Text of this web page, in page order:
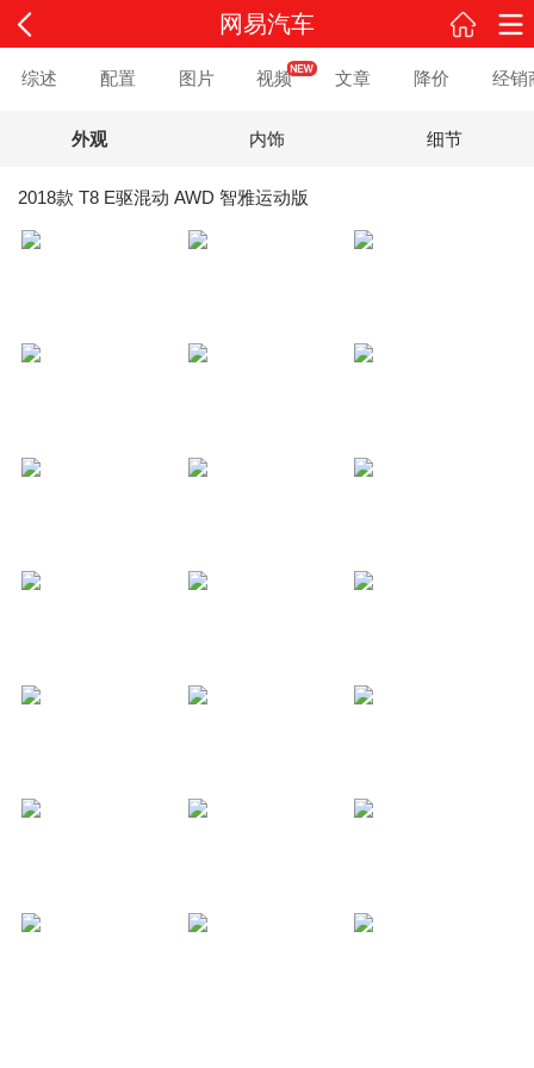
网易汽车
综述 配置 图片 视频 文章 降价 经销
外观 内饰 细节
2018款 T8 E驱混动 AWD 智雅运动版